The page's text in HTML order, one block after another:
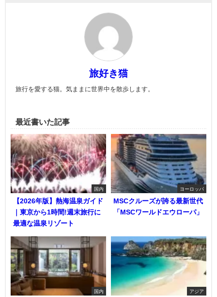
旅好き猫
旅行を愛する猫。気ままに世界中を散歩します。
最近書いた記事
国内
【2026年版】熱海温泉ガイド
｜東京から1時間!週末旅行に
最適な温泉リゾート
ヨーロッパ
MSCクルーズが誇る最新世代
「MSCワールドエウローパ」
国内 アジア